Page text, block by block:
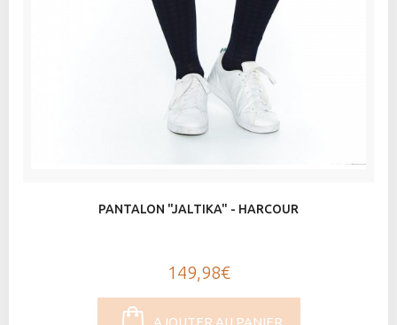
PANTALON "JALTIKA" - HARCOUR
149,98€